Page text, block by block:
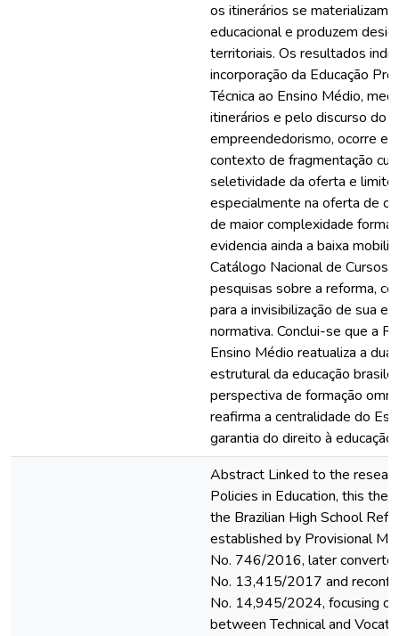
os itinerários se materializam
educacional e produzem
territoriais. Os resultados
incorporação da Educação
Técnica ao Ensino Médio,
itinerários e pelo discurso do
empreendedorismo, ocorre
contexto de fragmentação
seletividade da oferta e
especialmente na oferta de
de maior complexidade
evidencia ainda a baixa
Catálogo Nacional de Cursos
pesquisas sobre a reforma,
para a invisibilização de sua
normativa. Conclui-se que a
Ensino Médio reatualiza a
estrutural da educação
perspectiva de formação
reafirma a centralidade do
garantia do direito à educação
Abstract Linked to the
Policies in Education, this
the Brazilian High School
established by Provisional
No. 746/2016, later
No. 13,415/2017 and
No. 14,945/2024, focusing
between Technical and